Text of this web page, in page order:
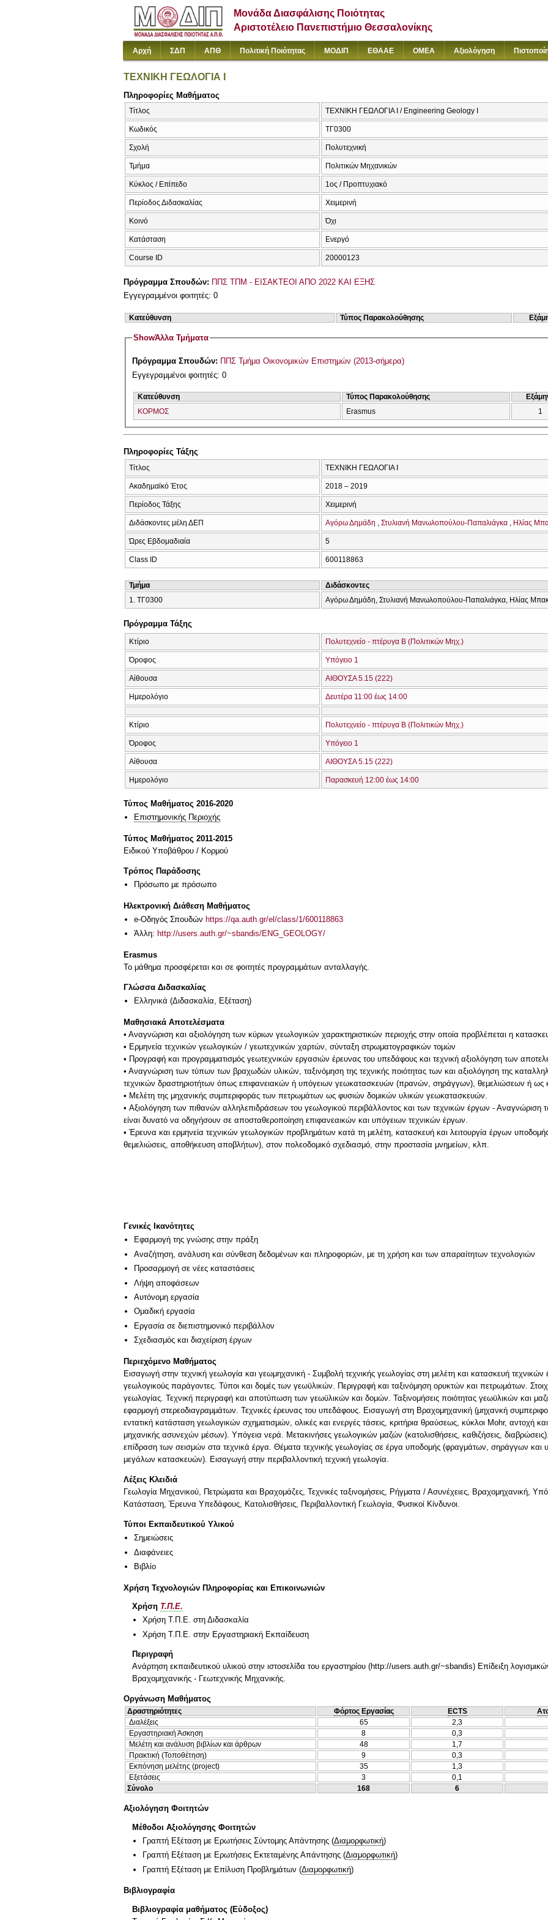
Μονάδα Διασφάλισης Ποιότητας
Αριστοτέλειο Πανεπιστήμιο Θεσσαλονίκης
Αρχή ΣΔΠ ΑΠΘ Πολιτική Ποιότητας ΜΟΔΙΠ ΕΘΑΑΕ ΟΜΕΑ Αξιολόγηση
ΤΕΧΝΙΚΗ ΓΕΩΛΟΓΙΑ Ι
Πληροφορίες Μαθήματος
Τίτλος ΤΕΧΝΙΚΗ ΓΕΩΛΟΓΙΑ Ι / Engineering Geology I
Κωδικός ΤΓ0300
Σχολή Πολυτεχνική
Τμήμα Πολιτικών Μηχανικών
Κύκλος / Επίπεδο 1ος / Προπτυχιακό
Περίοδος Διδασκαλίας Χειμερινή
Κοινό Όχι
Κατάσταση Ενεργό
Course ID 20000123
Πρόγραμμα Σπουδών: ΠΠΣ ΤΠΜ - ΕΙΣΑΚΤΕΟΙ ΑΠΟ 2022 ΚΑΙ ΕΞΗΣ
Εγγεγραμμένοι φοιτητές: 0
Κατεύθυνση Τύπος Παρακολούθησης
ShowΆλλα Τμήματα
Πρόγραμμα Σπουδών: ΠΠΣ Τμήμα Οικονομικών Επιστημών (2013-σήμερα)
Εγγεγραμμένοι φοιτητές: 0
Κατεύθυνση Τύπος Παρακολούθησης
ΚΟΡΜΟΣ
Erasmus 1
Πληροφορίες Τάξης
Τίτλος ΤΕΧΝΙΚΗ ΓΕΩΛΟΓΙΑ Ι
Ακαδημαϊκό Έτος 2018 – 2019
Περίοδος Τάξης Χειμερινή
Διδάσκοντες μέλη ΔΕΠ Αγόρω Δημάδη Στυλιανή Μανωλοπούλου-Παπαλιάγκα Ηλίας
Ώρες Εβδομαδιαία 5
Class ID 600118863
Τμήμα
Διδάσκοντες
1. ΤΓ0300
Αγόρω Δημάδη, Στυλιανή Μανωλοπούλου-Παπαλιάγκα, Ηλίας
Πρόγραμμα Τάξης
Κτίριο Πολυτεχνείο - πτέρυγα Β (Πολιτικών Μηχ.)
Όροφος Υπόγειο 1
Αίθουσα ΑΙΘΟΥΣΑ 5.15 (222)
Ημερολόγιο Δευτέρα 11:00 έως 14:00
Κτίριο Πολυτεχνείο - πτέρυγα Β (Πολιτικών Μηχ.)
Όροφος Υπόγειο 1
Αίθουσα ΑΙΘΟΥΣΑ 5.15 (222)
Ημερολόγιο Παρασκευή 12:00 έως 14:00
Τύπος Μαθήματος 2016-2020
Επιστημονικής Περιοχής
Τύπος Μαθήματος 2011-2015
Ειδικού Υποβάθρου / Κορμού
Τρόπος Παράδοσης
Πρόσωπο με πρόσωπο
Ηλεκτρονική Διάθεση Μαθήματος
e-Οδηγός Σπουδών https://qa.auth.gr/el/class/1/600118863
Άλλη: http://users.auth.gr/~sbandis/ENG_GEOLOGY/
Erasmus
Το μάθημα προσφέρεται και σε φοιτητές προγραμμάτων ανταλλαγής.
Γλώσσα Διδασκαλίας
Ελληνικά (Διδασκαλία, Εξέταση)
Μαθησιακά Αποτελέσματα
• Αναγνώριση και αξιολόγηση των κύριων γεωλογικών χαρακτηριστικών περιοχής στην οποία προβλέπεται η
• Ερμηνεία τεχνικών γεωλογικών / γεωτεχνικών χαρτών, σύνταξη στρωματογραφικών τομών
• Προγραφή και προγραμματισμός γεωτεχνικών εργασιών έρευνας του υπεδάφους και τεχνική αξιολόγηση των
• Αναγνώριση των τύπων των βραχωδών υλικών, ταξινόμηση της τεχνικής ποιότητας των και αξιολόγηση της
τεχνικών δραστηριοτήτων όπως επιφανειακών ή υπόγειων γεωκατασκευών (πρανών, σηράγγων), θεμελιώσεων ή ως
• Μελέτη της μηχανικής συμπεριφοράς των πετρωμάτων ως φυσιών δομικών υλικών γεωκατασκευών.
• Aξιολόγηση των πιθανών αλληλεπιδράσεων του γεωλογικού περιβάλλοντος και των τεχνικών έργων -
είναι δυνατό να οδηγήσουν σε αποσταθεροποίηση επιφανεαικών και υπόγειων τεχνικών έργων.
• Έρευνα και ερμηνεία τεχνικών γεωλογικών προβλημάτων κατά τη μελέτη, κατασκευή και λειτουργία έργων
θεμελιώσεις, αποθήκευση αποβλήτων), στον πολεοδομικό σχεδιασμό, στην προστασία μνημείων, κλπ.
Γενικές Ικανότητες
Εφαρμογή της γνώσης στην πράξη
Αναζήτηση, ανάλυση και σύνθεση δεδομένων και πληροφοριών, με τη χρήση και των απαραίτητων τεχνολογιών
Προσαρμογή σε νέες καταστάσεις
Λήψη αποφάσεων
Αυτόνομη εργασία
Ομαδική εργασία
Εργασία σε διεπιστημονικό περιβάλλον
Σχεδιασμός και διαχείριση έργων
Περιεχόμενο Μαθήματος
Eισαγωγή στην τεχνική γεωλογία και γεωμηχανική - Συμβολή τεχνικής γεωλογίας στη μελέτη και κατασκευή
γεωλογικούς παράγοντες. Τύποι και δομές των γεωϋλικών. Περιγραφή και ταξινόμηση ορυκτών και πετρωμάτων.
γεωλογίας. Τεχνική περιγραφή και αποτύπωση των γεωϋλικών και δομών. Ταξινομήσεις ποιότητας γεωϋλικών και
εφαρμογή στερεοδιαγραμμάτων. Τεχνικές έρευνας του υπεδάφους. Εισαγωγή στη Βραχομηχανική (μηχανκή
εντατική κατάσταση γεωλογικών σχηματισμών, ολικές και ενεργές τάσεις, κριτήρια θραύσεως, κύκλοι Mohr, αντοχή
μηχανικής ασυνεχών μέσων). Υπόγεια νερά. Μετακινήσες γεωλογικών μαζών (κατολισθήσεις, καθιζήσεις, διαβρώσεις).
επίδραση των σεισμών στα τεχνικά έργα. Θέματα τεχνικής γεωλογίας σε έργα υποδομής (φραγμάτων, σηράγγων και
μεγάλων κατασκευών). Εισαγωγή στην περιβαλλοντική τεχνική γεωλογία.
Λέξεις Κλειδιά
Γεωλογία Μηχανικού, Πετρώματα και Βραχομάζες, Τεχνικές ταξινομήσεις, Ρήγματα / Ασυνέχειες, Βραχομηχανική,
Κατάσταση, Έρευνα Υπεδάφους, Κατολισθήσεις, Περιβαλλοντική Γεωλογία, Φυσικοί Κίνδυνοι.
Τύποι Εκπαιδευτικού Υλικού
Σημειώσεις
Διαφάνειες
Βιβλίο
Χρήση Τεχνολογιών Πληροφορίας και Επικοινωνιών
Χρήση Τ.Π.Ε.
Χρήση Τ.Π.Ε. στη Διδασκαλία
Χρήση Τ.Π.Ε. στην Εργαστηριακή Εκπαίδευση
Περιγραφή
Ανάρτηση εκπαιδευτικού υλικού στην ιστοσελίδα του εργαστηρίου (http://users.auth.gr/~sbandis) Επίδειξη
Βραχομηχανικής - Γεωτεχνικής Μηχανικής.
Οργάνωση Μαθήματος
Δραστηριότητες Φόρτος Εργασίας ECTS
Διαλέξεις
65 2,3
Εργαστηριακή Άσκηση
8 0,3
Μελέτη και ανάλυση βιβλίων και άρθρων
48 1,7
Πρακτική (Τοποθέτηση)
9 0,3
Εκπόνηση μελέτης (project)
35 1,3
Εξετάσεις
3 0,1
Σύνολο
168 6
Αξιολόγηση Φοιτητών
Μέθοδοι Αξιολόγησης Φοιτητών
Γραπτή Εξέταση με Ερωτήσεις Σύντομης Απάντησης (Διαμορφωτική)
Γραπτή Εξέταση με Ερωτήσεις Εκτεταμένης Απάντησης (Διαμορφωτική)
Γραπτή Εξέταση με Επίλυση Προβλημάτων (Διαμορφωτική)
Βιβλιογραφία
Βιβλιογραφία μαθήματος (Εύδοξος)